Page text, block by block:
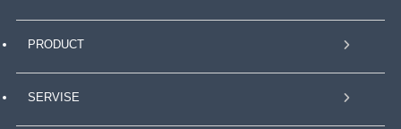
PRODUCT
SERVISE